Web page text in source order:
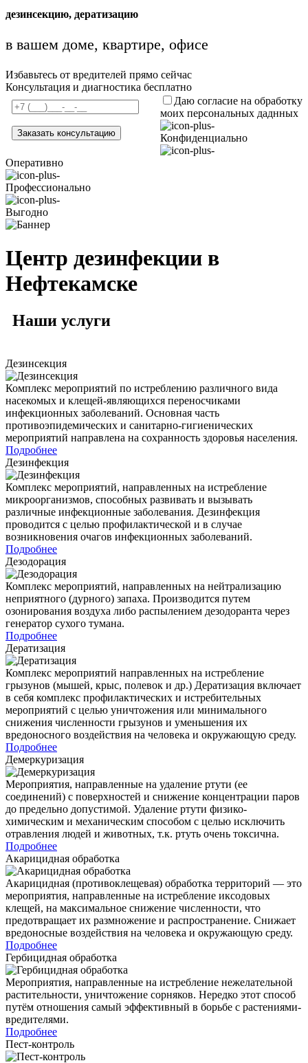
дезинсекцию, дератизацию
в вашем доме, квартире, офисе
Избавьтесь от вредителей прямо сейчас
Консультация и диагностика бесплатно
Даю согласие на обработку
моих персональных даднных
Конфиденциально
Оперативно
Профессионально
Выгодно
Центр дезинфекции в
Нефтекамске
Наши услуги
Дезинсекция
Комплекс мероприятий по истреблению различного вида
насекомых и клещей-являющихся переносчиками
инфекционных заболеваний. Основная часть
противоэпидемических и санитарно-гигиенических
мероприятий направлена на сохранность здоровья населения.
Подробнее
Дезинфекция
Комплекс мероприятий, направленных на истребление
микроорганизмов, способных развивать и вызывать
различные инфекционные заболевания. Дезинфекция
проводится с целью профилактической и в случае
возникновения очагов инфекционных заболеваний.
Подробнее
Дезодорация
Комплекс мероприятий, направленных на нейтрализацию
неприятного (дурного) запаха. Производится путем
озонирования воздуха либо распылением дезодоранта через
генератор сухого тумана.
Подробнее
Дератизация
Комплекс мероприятий направленных на истребление
грызунов (мышей, крыс, полевок и др.) Дератизация включает
в себя комплекс профилактических и истребительных
мероприятий с целью уничтожения или минимального
снижения численности грызунов и уменьшения их
вредоносного воздействия на человека и окружающую среду.
Подробнее
Демеркуризация
Мероприятия, направленные на удаление ртути (ее
соединений) с поверхностей и снижение концентрации паров
до предельно допустимой. Удаление ртути физико-
химическим и механическим способом с целью исключить
отравления людей и животных, т.к. ртуть очень токсична.
Подробнее
Акарицидная обработка
Акарицидная (противоклещевая) обработка территорий — это
мероприятия, направленные на истребление иксодовых
клещей, на максимальное снижение численности, что
предотвращает их размножение и распространение. Снижает
вредоносные воздействия на человека и окружающую среду.
Подробнее
Гербицидная обработка
Мероприятия, направленные на истребление нежелательной
растительности, уничтожение сорняков. Нередко этот способ
путём отношения самый эффективный в борьбе с растениями-
вредителями.
Подробнее
Пест-контроль